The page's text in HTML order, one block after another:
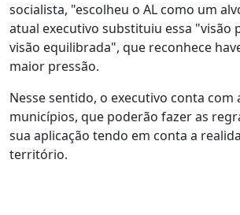
socialista, "escolheu o AL como um
atual executivo substituiu essa "visão
visão equilibrada", que reconhece
maior pressão.
Nesse sentido, o executivo conta com
municípios, que poderão fazer as
sua aplicação tendo em conta a
território.